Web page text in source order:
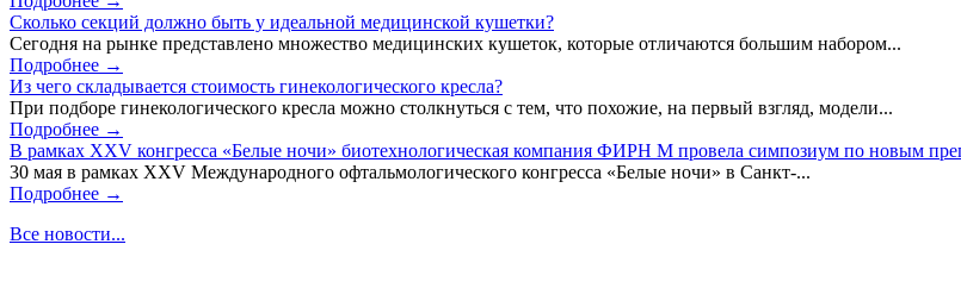
Сколько секций должно быть у идеальной медицинской кушетки?
Сегодня на рынке представлено множество медицинских кушеток, которые отличаются большим набором...
Подробнее →
Из чего складывается стоимость гинекологического кресла?
При подборе гинекологического кресла можно столкнуться с тем, что похожие, на первый взгляд, модели...
Подробнее →
В рамках XXV конгресса «Белые ночи» биотехнологическая компания ФИРН М провела симпозиум по новым
30 мая в рамках XXV Международного офтальмологического конгресса «Белые ночи» в Санкт-...
Подробнее →
Все новости...